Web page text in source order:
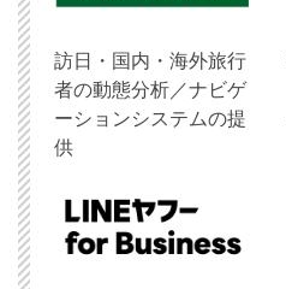
訪日・国内・海外旅行
者の動態分析／ナビゲ
ーションシステムの提
供